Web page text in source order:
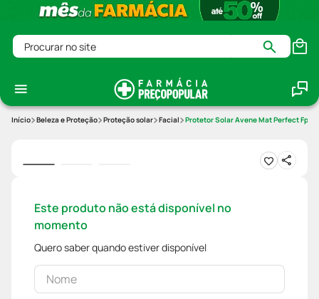
Procurar no site
Beleza e Proteção Proteção solar Facial Protetor Solar Avene Mat Perfect
Este produto não está disponível no
momento
Quero saber quando estiver disponível